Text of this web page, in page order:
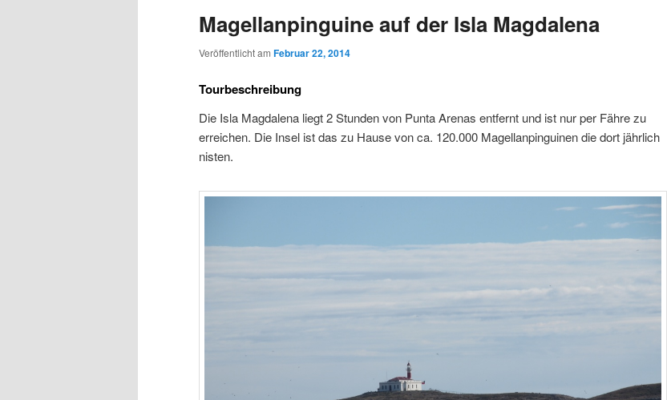
Magellanpinguine auf der Isla Magdalena
Veröffentlicht am Februar 22, 2014
Tourbeschreibung
Die Isla Magdalena liegt 2 Stunden von Punta Arenas entfernt und ist nur per Fähre zu
erreichen. Die Insel ist das zu Hause von ca. 120.000 Magellanpinguinen die dort jährlich
nisten.